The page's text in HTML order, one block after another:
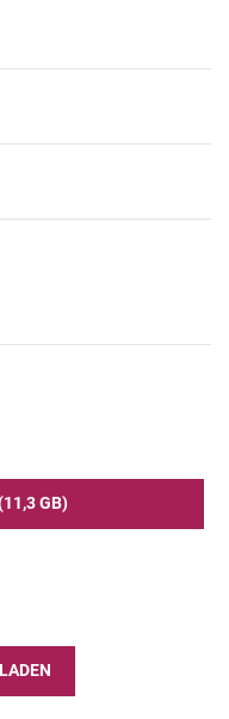
GB)